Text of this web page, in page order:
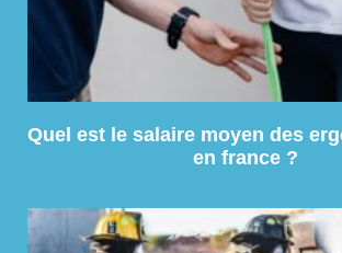
Quel est le salaire moyen des
en france ?